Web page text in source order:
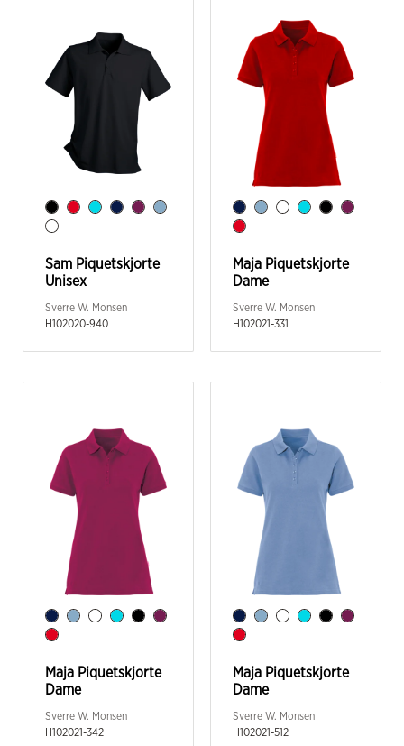
Sam Piquetskjorte
Unisex
Sverre W. Monsen
H102020-940
Maja Piquetskjorte
Dame
Sverre W. Monsen
H102021-331
Maja Piquetskjorte
Dame
Sverre W. Monsen
H102021-342
Maja Piquetskjorte
Dame
Sverre W. Monsen
H102021-512